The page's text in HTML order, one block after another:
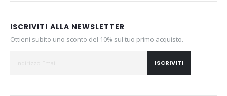
ISCRIVITI ALLA NEWSLETTER
Ottieni subito uno sconto del 10% sul tuo primo acquisto.
ISCRIVITI